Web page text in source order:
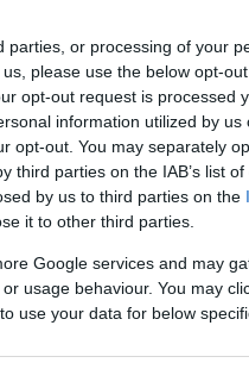
parties, or processing of your
please use the below opt-
opt-out request is processed
information utilized by us
opt-out. You may separately
third parties on the IAB’s list
by us to third parties on the
it to other third parties.
Google services and may
usage behaviour. You may
use your data for below
θα αποκαλύψει το
του ΠΑΣΟΚ και
για εκλογές τον
ΑΝΕΛ, και χαρακτήρισε